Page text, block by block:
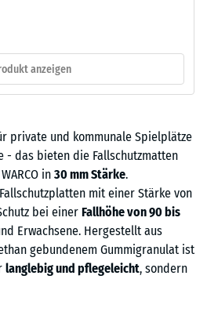
anzeigen
private und kommunale Spielplätze
- das bieten die Fallschutzmatten
in 30 mm Stärke.
mit einer Stärke von
bei einer Fallhöhe von 90 bis
Erwachsene. Hergestellt aus
gebundenem Gummigranulat ist
langlebig und pflegeleicht, sondern